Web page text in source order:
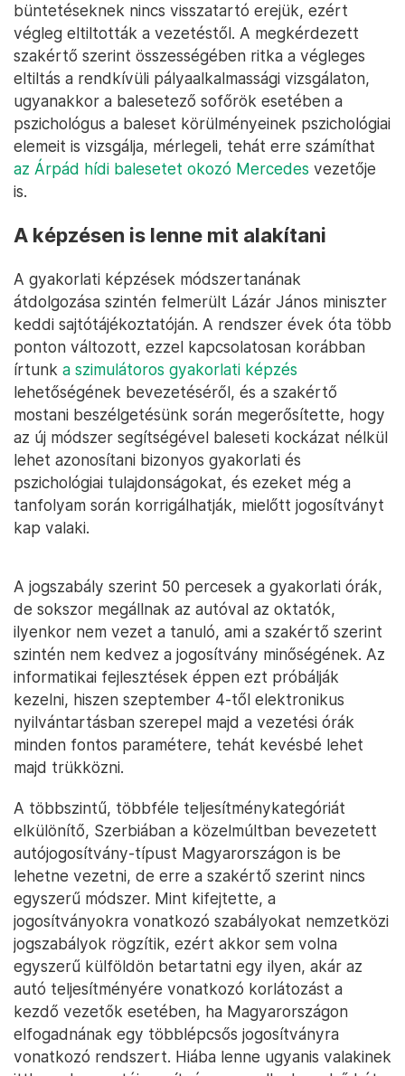
büntetéseknek nincs visszatartó erejük, ezért
végleg eltiltották a vezetéstől. A megkérdezett
szakértő szerint összességében ritka a végleges
eltiltás a rendkívüli pályaalkalmassági vizsgálaton,
ugyanakkor a balesetező sofőrök esetében a
pszichológus a baleset körülményeinek pszichológiai
elemeit is vizsgálja, mérlegeli, tehát erre számíthat
az Árpád hídi balesetet okozó Mercedes vezetője
is.
A képzésen is lenne mit alakítani
A gyakorlati képzések módszertanának
átdolgozása szintén felmerült Lázár János miniszter
keddi sajtótájékoztatóján. A rendszer évek óta több
ponton változott, ezzel kapcsolatosan korábban
írtunk a szimulátoros gyakorlati képzés
lehetőségének bevezetéséről, és a szakértő
mostani beszélgetésünk során megerősítette, hogy
az új módszer segítségével baleseti kockázat nélkül
lehet azonosítani bizonyos gyakorlati és
pszichológiai tulajdonságokat, és ezeket még a
tanfolyam során korrigálhatják, mielőtt jogosítványt
kap valaki.
A jogszabály szerint 50 percesek a gyakorlati órák,
de sokszor megállnak az autóval az oktatók,
ilyenkor nem vezet a tanuló, ami a szakértő szerint
szintén nem kedvez a jogosítvány minőségének. Az
informatikai fejlesztések éppen ezt próbálják
kezelni, hiszen szeptember 4-től elektronikus
nyilvántartásban szerepel majd a vezetési órák
minden fontos paramétere, tehát kevésbé lehet
majd trükközni.
A többszintű, többféle teljesítménykategóriát
elkülönítő, Szerbiában a közelmúltban bevezetett
autójogosítvány-típust Magyarországon is be
lehetne vezetni, de erre a szakértő szerint nincs
egyszerű módszer. Mint kifejtette, a
jogosítványokra vonatkozó szabályokat nemzetközi
jogszabályok rögzítik, ezért akkor sem volna
egyszerű külföldön betartatni egy ilyen, akár az
autó teljesítményére vonatkozó korlátozást a
kezdő vezetők esetében, ha Magyarországon
elfogadnának egy többlépcsős jogosítványra
vonatkozó rendszert. Hiába lenne ugyanis valakinek